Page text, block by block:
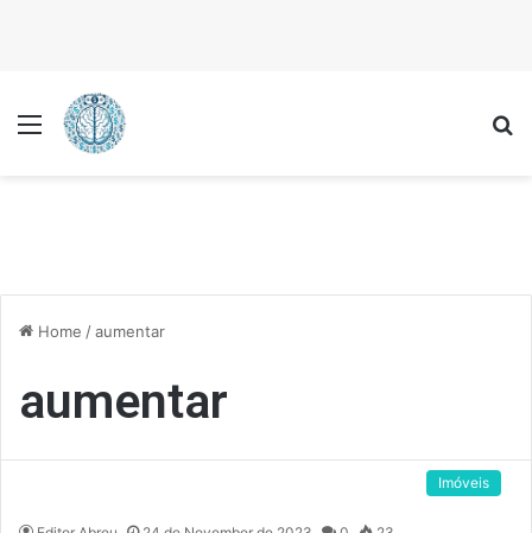
Menu
Home /aumentar
aumentar
Imóveis